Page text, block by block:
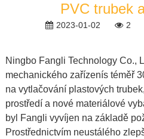
PVC trubek
2023-01-02 2
Ningbo Fangli Technology Co.,
mechanického zařízenís téměř
na vytlačování plastových trubek,
prostředí a nové materiálové
byl Fangli vyvíjen na základě
Prostřednictvím neustálého